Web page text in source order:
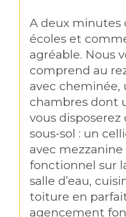
A deux minutes
écoles et
agréable. Nous
comprend au
avec cheminée,
chambres dont
vous
sous-sol : un
avec
fonctionnel sur
salle d’eau,
toiture en
agencement